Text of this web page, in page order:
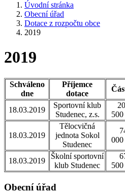
Úvodní stránka
Obecní úřad
Dotace z rozpočtu obce
2019
2019
Schváleno
dne
Příjemce
dotace
18.03.2019
Sportovní klub
Studenec, z.s.
18.03.2019
Tělocvičná
jednota Sokol
Studenec
18.03.2019
Školní sportovní
klub Studenec
Obecní úřad